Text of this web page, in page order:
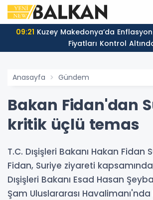
09:21
Fiyatları Kontrol
Anasayfa Gündem
Bakan Fidan'dan
kritik üçlü temas
T.C. Dışişleri Bakanı Hakan Fidan
Fidan, Suriye ziyareti
Dışişleri Bakanı Esad Hasan
Şam Uluslararası Havalimanı'nda